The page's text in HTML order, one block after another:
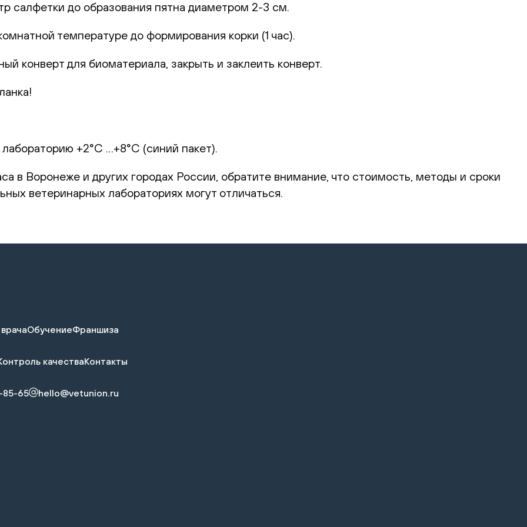
до образования пятна диаметром 2-3 см.
температуре до формирования корки (1 час).
конверт для биоматериала, закрыть и заклеить конверт.
+2°С …+8°С (синий пакет).
в Воронеже и других городах России, обратите внимание, что стоимость, методы и сроки
ветеринарных лабораториях могут отличаться.
ОбучениеФраншиза
качестваКонтакты
65 hello@vetunion.ru